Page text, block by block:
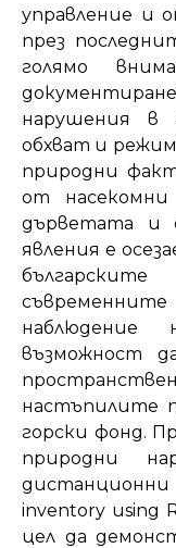
управление и
през
голямо
нарушения в
обхват и
природни
от насекомни
дърветата и
явления е
възможност
настъпилите
горски фонд.
природни
inventory using
цел да